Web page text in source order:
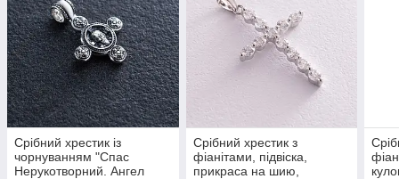
Срібний хрестик із
чорнуванням "Спас
Нерукотворний. Ангел
Срібний хрестик з
фіанітами, підвіска,
прикраса на шию,